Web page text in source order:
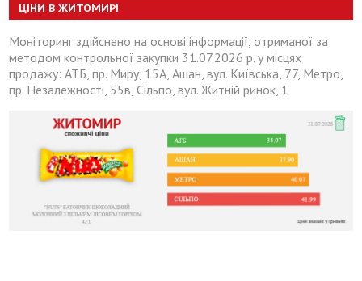
ЦІНИ В ЖИТОМИРІ
Моніторинг здійснено на основі інформації, отриманої за
методом контрольної закупки 31.07.2026 р. у місцях
продажу: АТБ, пр. Миру, 15А, Ашан, вул. Київська, 77, Метро,
пр. Незалежності, 55в, Сільпо, вул. Житній ринок, 1